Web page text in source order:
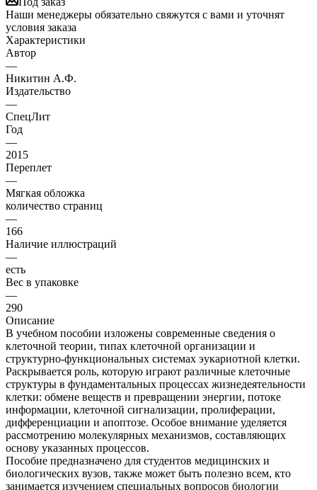
Наши менеджеры обязательно свяжутся с вами и уточнят
условия заказа
Характеристики
Автор
—
Никитин А.Ф.
Издательство
—
СпецЛит
Год
—
2015
Переплет
—
Мягкая обложка
количество страниц
—
166
Наличие иллюстраций
—
есть
Вес в упаковке
—
290
Описание
В учебном пособии изложены современные сведения о
клеточной теории, типах клеточной организации и
структурно-функциональных системах эукариотной клетки.
Раскрывается роль, которую играют различные клеточные
структуры в фундаментальных процессах жизнедеятельности
клетки: обмене веществ и превращении энергии, потоке
информации, клеточной сигнализации, пролиферации,
дифференциации и апоптозе. Особое внимание уделяется
рассмотрению молекулярных механизмов, составляющих
основу указанных процессов.
Пособие предназначено для студентов медицинских и
биологических вузов, также может быть полезно всем, кто
занимается изучением специальных вопросов биологии